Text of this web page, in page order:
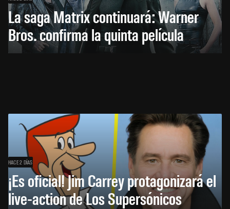
La saga Matrix continuará: Warner
Bros. confirma la quinta película
HACE 2 DÍAS
¡Es oficial! Jim Carrey protagonizará el
live-action de Los Supersónicos